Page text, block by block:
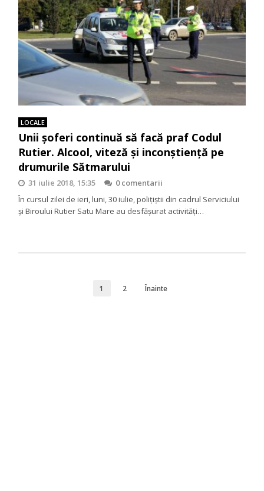
LOCALE
Unii șoferi continuă să facă praf Codul
Rutier. Alcool, viteză și inconștiență pe
drumurile Sătmarului
31 iulie 2018, 15:35
0 comentarii
În cursul zilei de ieri, luni, 30 iulie, polițiștii din cadrul Serviciului
și Biroului Rutier Satu Mare au desfășurat activități…
1 2 Înainte